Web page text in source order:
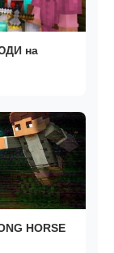
на
HORSE